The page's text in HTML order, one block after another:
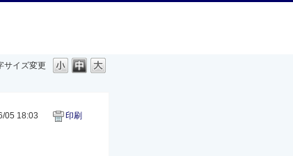
サイズ変更
05 18:03 印刷